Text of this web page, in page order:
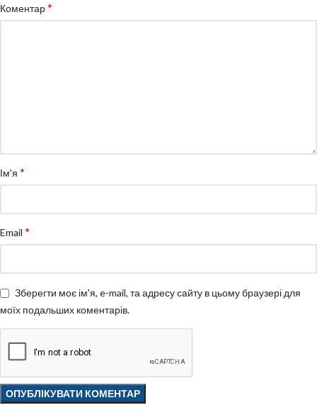
Коментар*
Ім'я *
Email *
Зберегти моє ім'я, e-mail, та адресу сайту в цьому браузері для
моїх подальших коментарів.